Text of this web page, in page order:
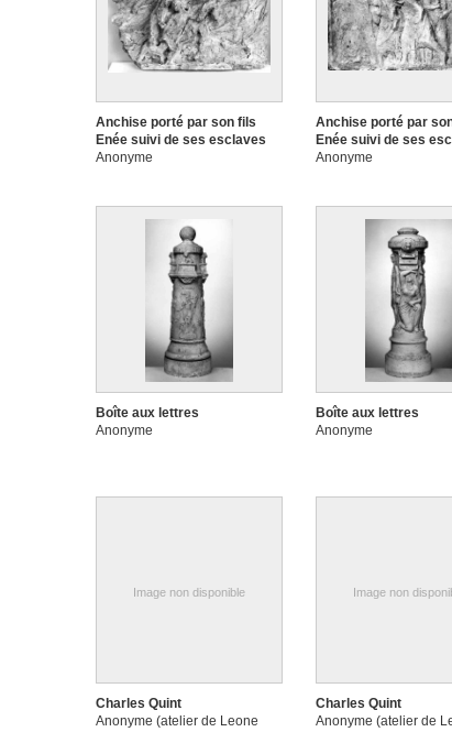
Anchise porté par son fils
Enée suivi de ses esclaves
Anonyme
Anchise porté par
Enée suivi de ses
Anonyme
Boîte aux lettres
Anonyme
Boîte aux lettres
Anonyme
Image non disponible
Charles Quint
Anonyme (atelier de Leone
Image non
Charles Quint
Anonyme (atelier de